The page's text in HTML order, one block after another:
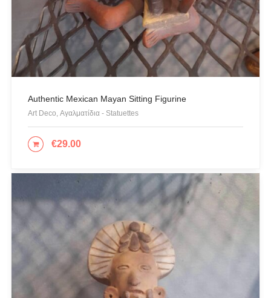
Authentic Mexican Mayan Sitting Figurine
Art Deco, Αγαλματίδια - Statuettes
€29.00
ΠΡΟΣΘΉΚΗ ΣΤΟ ΚΑΛΆΘΙ